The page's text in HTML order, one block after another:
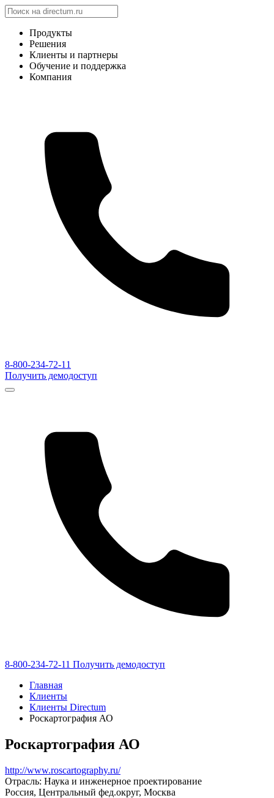
Продукты
Решения
Клиенты и партнеры
Обучение и поддержка
Компания
8-800-234-72-11
Получить демодоступ
8-800-234-72-11 Получить демодоступ
Главная
Клиенты
Клиенты Directum
Роскартография АО
Роскартография АО
http://www.roscartography.ru/
Отрасль: Наука и инженерное проектирование
Россия, Центральный фед.округ, Москва